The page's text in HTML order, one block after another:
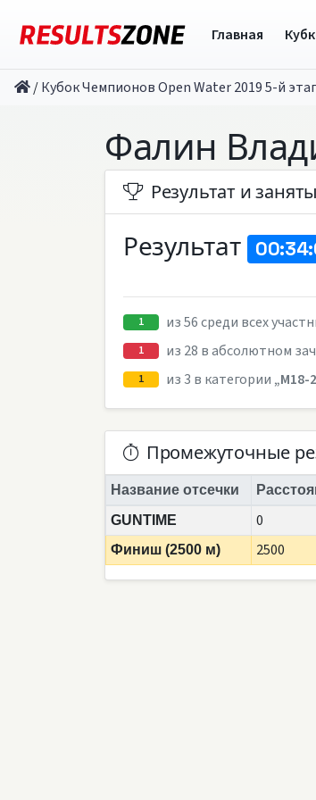
Главная
/Кубок Чемпионов Open Water 2019 5-й
Фалин
Результат и
Результат
1 из 56 среди всех
1 из 28 в абсолютном
1 из 3 в категории „M18-
Промежуточные
Название отсечки
GUNTIME
0
Финиш (2500 м) 2500